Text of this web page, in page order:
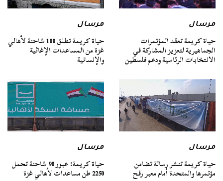
مرسال
حياة كريمة تعقد المؤتمرات
الجماهيرية لتعزيز المشاركة في
الانتخابات الرئاسية ودعم فلسطين
مرسال
حياة كريمة تطلق 100 شاحنة لأهالي
غزة من المساعدات الإغاثية
والإنسانية
مرسال
حياة كريمة تنشر رسالة تضامن
مؤتمرها والمتحدة أمام معبر رفح
مرسال
حياة كريمة: عبور 90 شاحنة تحمل
2250 طن مساعدات لأهالي غزة